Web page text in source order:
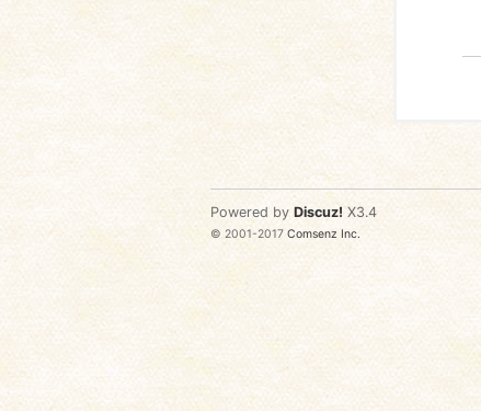
Powered by Discuz! X3.4
© 2001-2017Comsenz Inc.